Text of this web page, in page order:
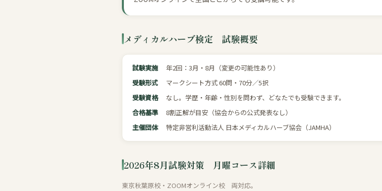
メディカルハーブ検定 試験概要
試験実施 年2回： 3月 ・ 8月 （変更の可能性あり）
受験形式
マークシート方式 60問・70分／5択
受験資格
なし。学歴・年齢・性別を問わず、どなたでも受験できます。
合格基準
8割正解が目安（協会からの公式発表なし）
主催団体
特定非営利活動法人 日本メディカルハーブ協会（JAMHA）
2026年8月試験対策 月曜コース詳細
東京秋葉原校・ZOOMオンライン校 両対応。